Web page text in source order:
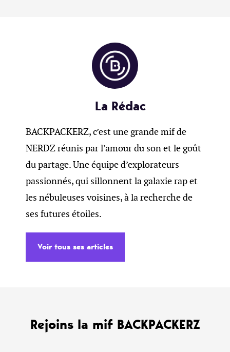
La Rédac
BACKPACKERZ, c’est une grande mif de
NERDZ réunis par l’amour du son et le goût
du partage. Une équipe d’explorateurs
passionnés, qui sillonnent la galaxie rap et
les nébuleuses voisines, à la recherche de
ses futures étoiles.
Voir tous ses articles
Rejoins la mif BACKPACKERZ